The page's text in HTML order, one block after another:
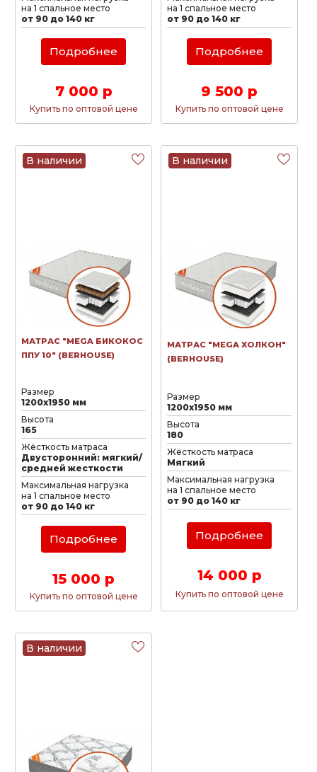
на 1 спальное место
от 90 до 140 кг
Подробнее
7 000 р
Купить по оптовой цене
на 1 спальное место
от 90 до 140 кг
Подробнее
9 500 р
Купить по оптовой цене
В наличии
МАТРАС "MEGA БИКОКОС
ППУ 10" (BERHOUSE)
Размер
1200х1950 мм
Высота
165
Жёсткость матраса
Двусторонний: мягкий/
средней жесткости
Максимальная нагрузка
на 1 спальное место
от 90 до 140 кг
Подробнее
15 000 р
Купить по оптовой цене
В наличии
МАТРАС "MEGA ХОЛКОН"
(BERHOUSE)
Размер
1200х1950 мм
Высота
180
Жёсткость матраса
Мягкий
Максимальная нагрузка
на 1 спальное место
от 90 до 140 кг
Подробнее
14 000 р
Купить по оптовой цене
В наличии